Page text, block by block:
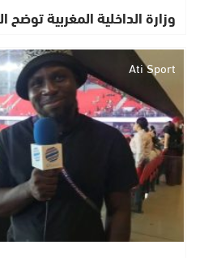
وزارة الداخلية المغربية توضح
Ati Sport